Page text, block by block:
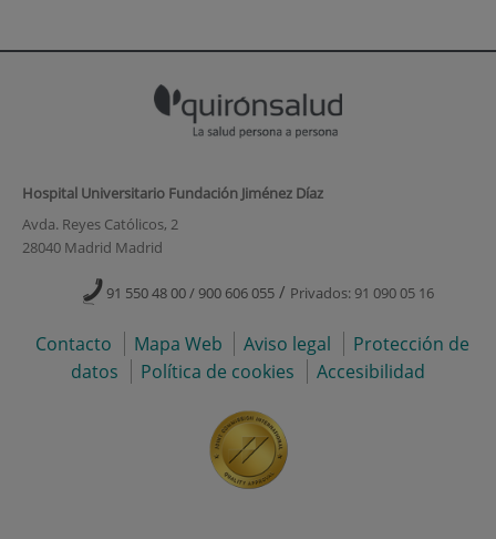
Hospital Universitario Fundación Jiménez Díaz
Avda. Reyes Católicos, 2
28040 Madrid Madrid
91 550 48 00 / 900 606 055 / Privados: 91 090 05 16
Contacto Mapa Web Aviso legal
Protección de
datos
Política de cookies Accesibilidad